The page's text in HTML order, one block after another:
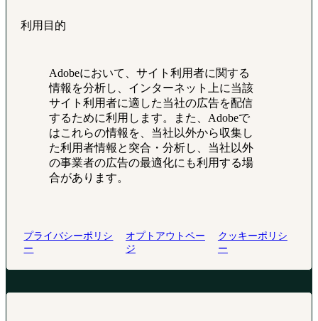
利用目的
Adobeにおいて、サイト利用者に関する
情報を分析し、インターネット上に当該
サイト利用者に適した当社の広告を配信
するために利用します。また、Adobeで
はこれらの情報を、当社以外から収集し
た利用者情報と突合・分析し、当社以外
の事業者の広告の最適化にも利用する場
合があります。
プライバシーポリシ
ー
オプトアウトペー
ジ
クッキーポリシ
ー